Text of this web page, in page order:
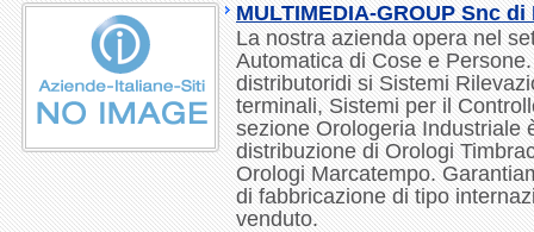
MULTIMEDIA-GROUP Snc
La nostra azienda opera nel
Automatica di Cose e
distributoridi si Sistemi
terminali, Sistemi per il
sezione Orologeria Industriale
distribuzione di Orologi
Orologi Marcatempo.
di fabbricazione di tipo
venduto.